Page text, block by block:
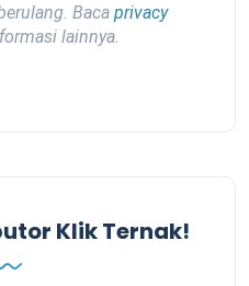
Baca privacy
lainnya.
Klik Ternak!